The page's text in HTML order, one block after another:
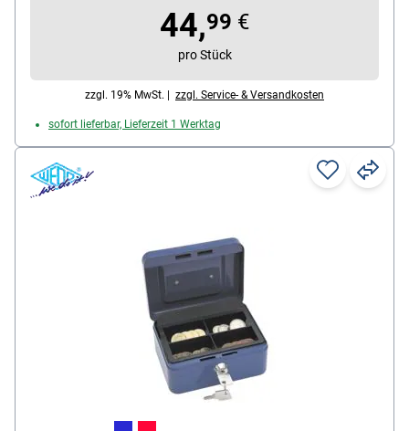
automatisch nach hinten
44,99 €
pro Stück
zzgl. 19% MwSt. | zzgl. Service- & Versandkosten
sofort lieferbar, Lieferzeit 1 Werktag